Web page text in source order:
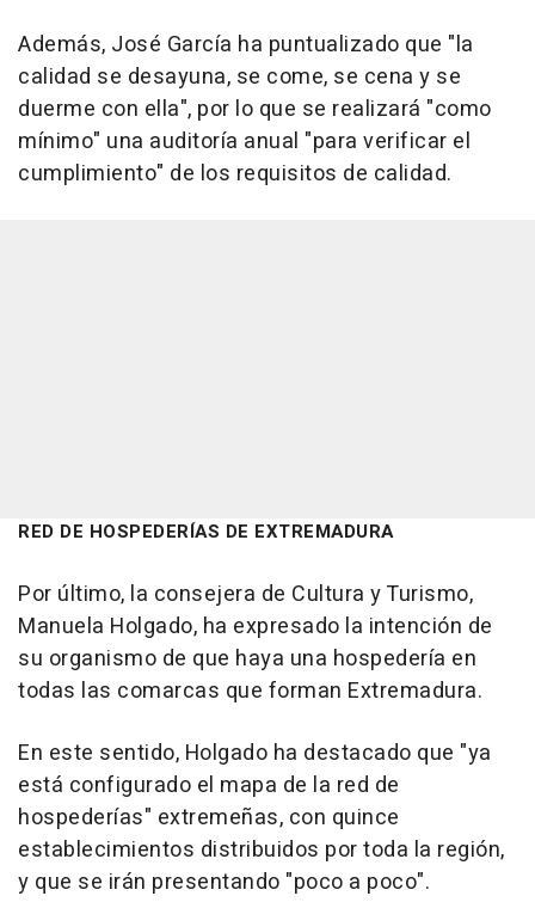
Además, José García ha puntualizado que "la
calidad se desayuna, se come, se cena y se
duerme con ella", por lo que se realizará "como
mínimo" una auditoría anual "para verificar el
cumplimiento" de los requisitos de calidad.
RED DE HOSPEDERÍAS DE EXTREMADURA
Por último, la consejera de Cultura y Turismo,
Manuela Holgado, ha expresado la intención de
su organismo de que haya una hospedería en
todas las comarcas que forman Extremadura.
En este sentido, Holgado ha destacado que "ya
está configurado el mapa de la red de
hospederías" extremeñas, con quince
establecimientos distribuidos por toda la región,
y que se irán presentando "poco a poco".